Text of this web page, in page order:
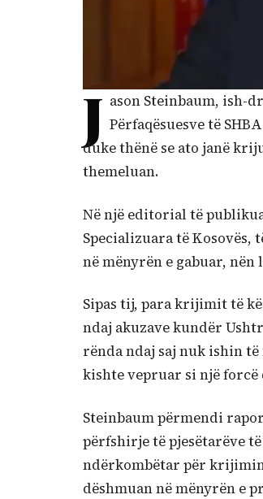
J ason Steinbaum, ish-
Përfaqësuesve të
duke thënë se ato janë
themeluan.
Në një editorial të
Specializuara të Kosovës,
në mënyrën e gabuar, nën
Sipas tij, para krijimit të
ndaj akuzave kundër
rënda ndaj saj nuk ishin
kishte vepruar si një
Steinbaum përmendi
përfshirje të pjesëtarëve
ndërkombëtar për krijimin
dëshmuan në mënyrën e